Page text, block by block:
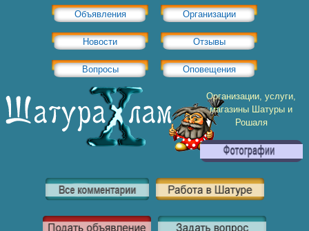
Объявления Организации
Новости Отзывы
Вопросы Оповещения
Организации, услуги,
магазины Шатуры и
Рошаля